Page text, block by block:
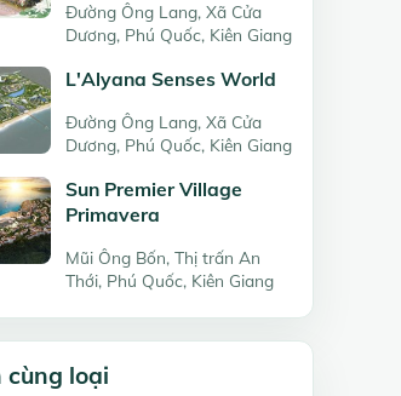
Đường Ông Lang, Xã Cửa
Dương, Phú Quốc, Kiên Giang
L'Alyana Senses World
Đường Ông Lang, Xã Cửa
Dương, Phú Quốc, Kiên Giang
Sun Premier Village
Primavera
Mũi Ông Bốn, Thị trấn An
Thới, Phú Quốc, Kiên Giang
cùng loại